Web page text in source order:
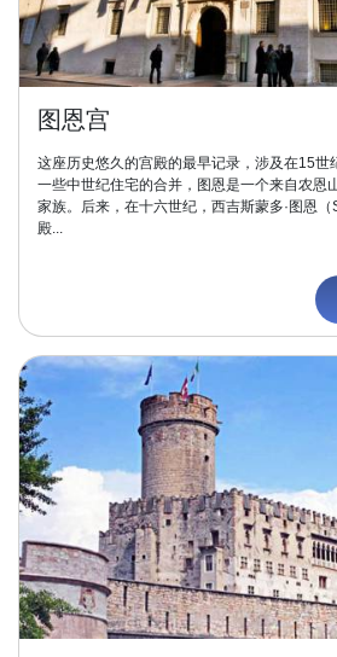
图恩宫
这座历史悠久的宫殿的最早记录，涉及在15世
一些中世纪住宅的合并，图恩是一个来自农恩
家族。后来，在十六世纪，西吉斯蒙多·图恩
殿...